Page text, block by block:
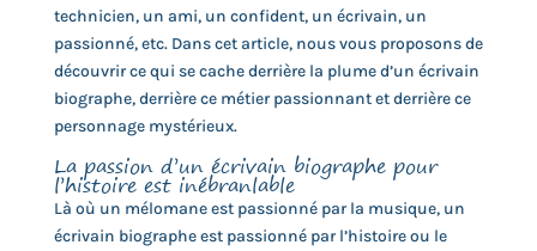
technicien, un ami, un confident, un écrivain, un
passionné, etc. Dans cet article, nous vous proposons de
découvrir ce qui se cache derrière la plume d’un écrivain
biographe, derrière ce métier passionnant et derrière ce
personnage mystérieux.
La passion d’un écrivain biographe pour
l’histoire est inébranlable
Là où un mélomane est passionné par la musique, un
écrivain biographe est passionné par l’histoire ou le